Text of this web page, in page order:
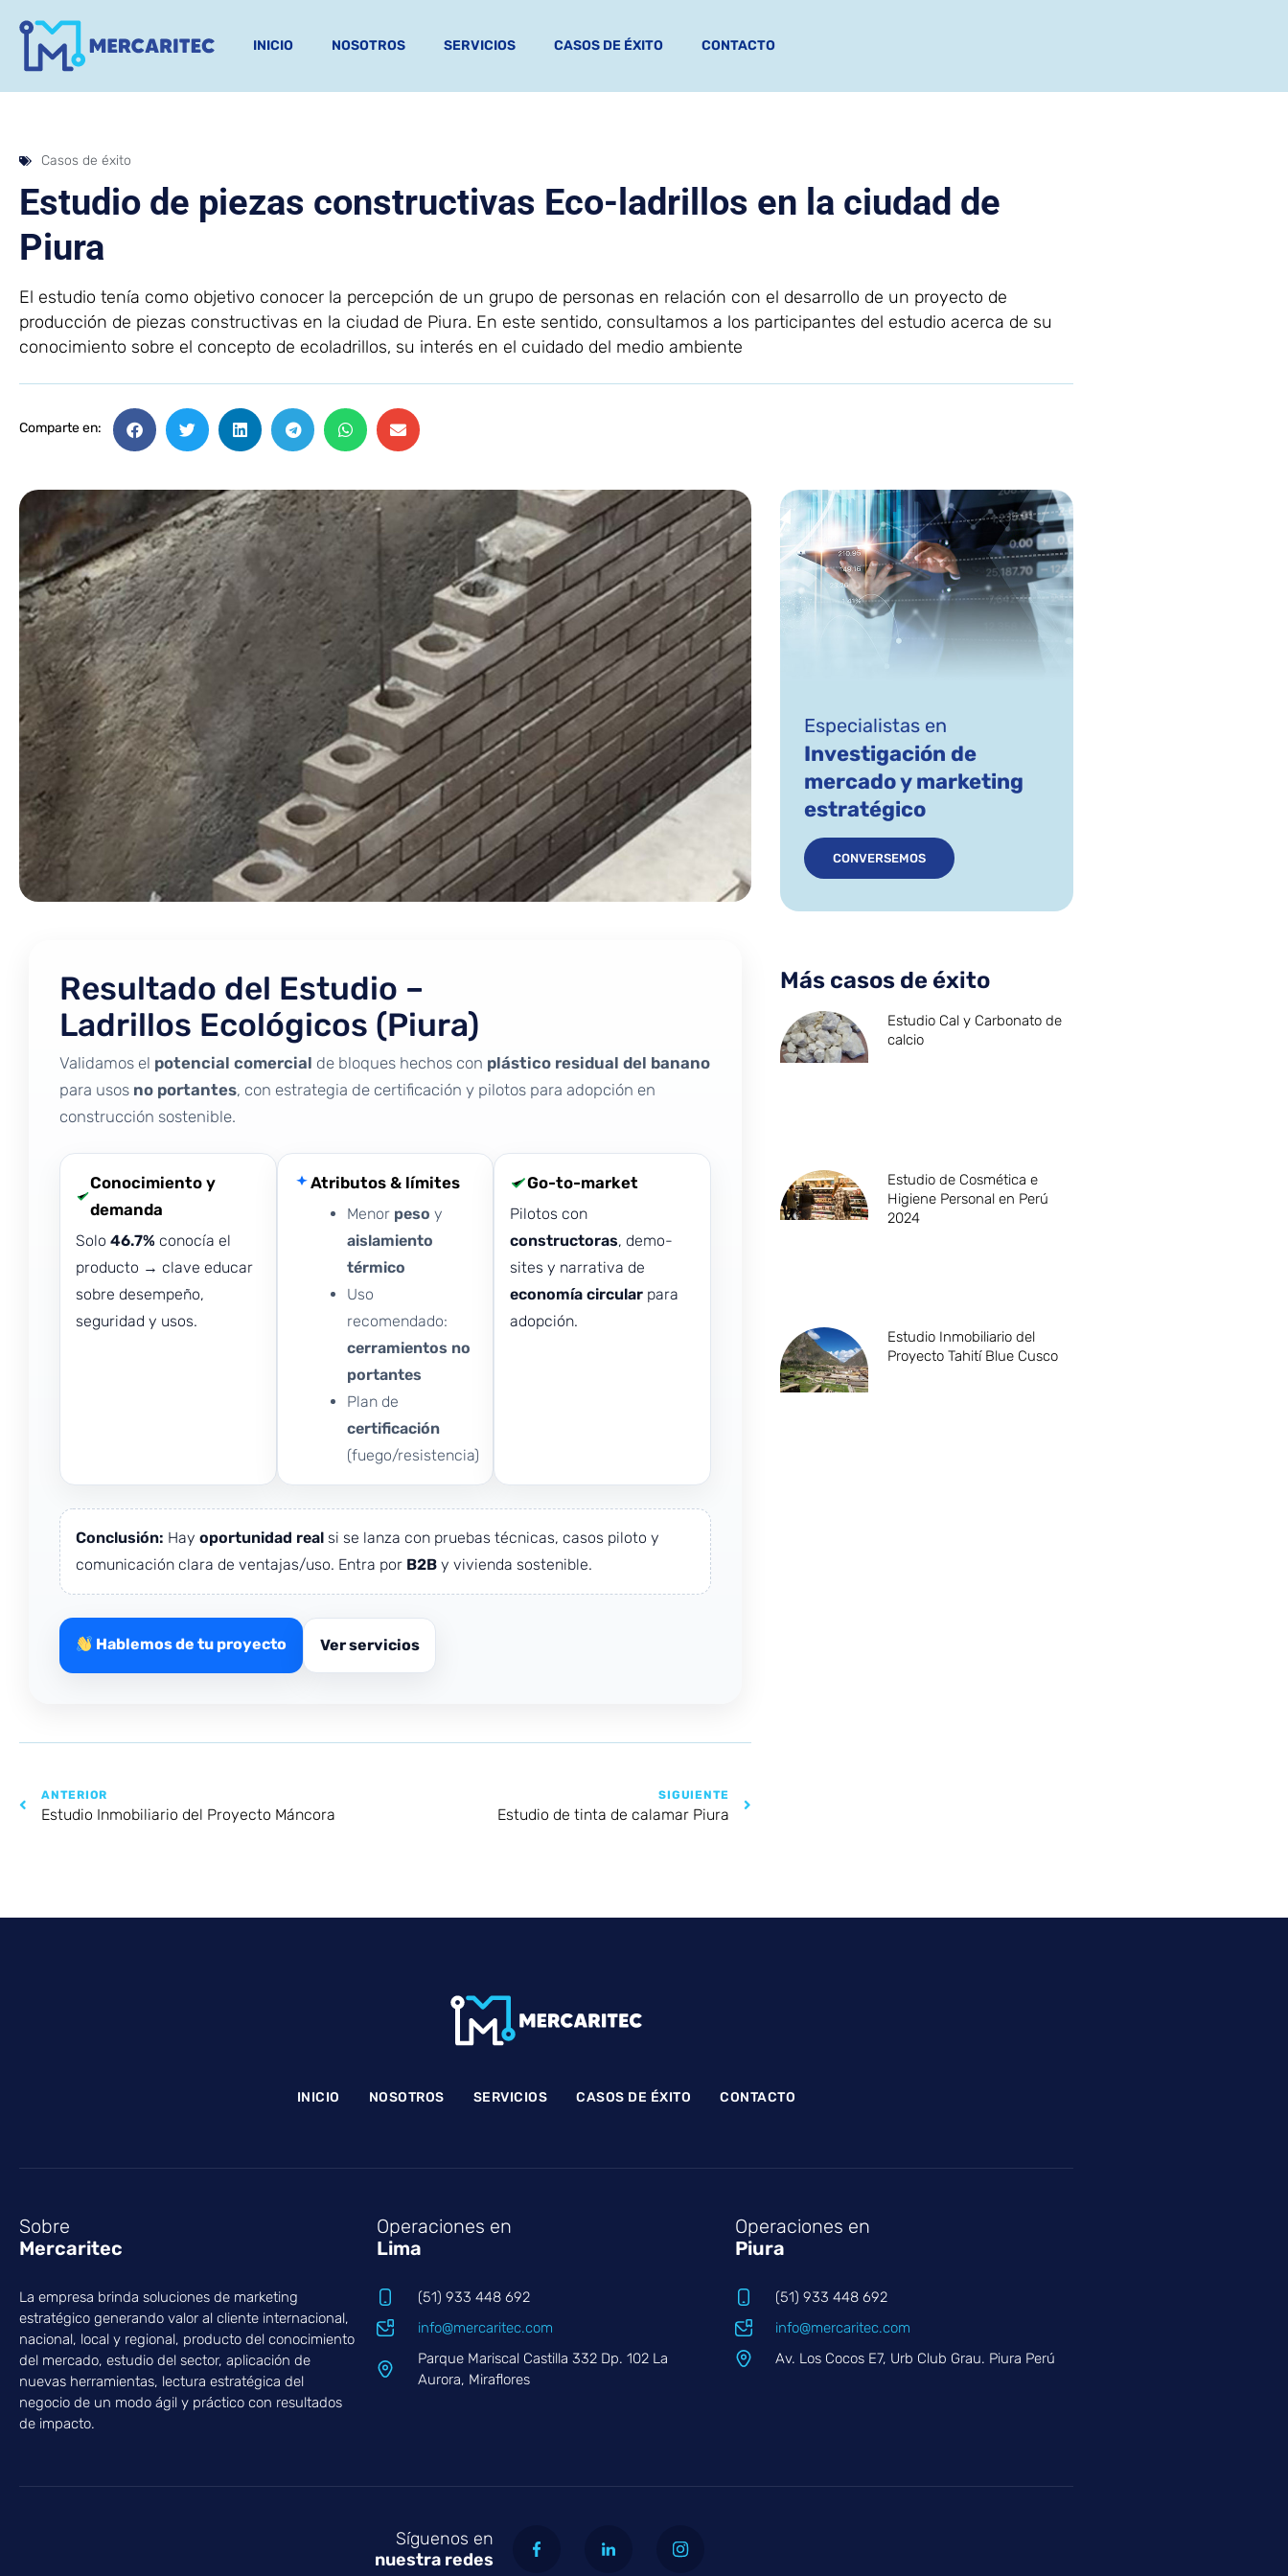
INICIO NOSOTROS SERVICIOS CASOS DE ÉXITO CONTACTO
Casos de éxito
Estudio de piezas constructivas Eco-ladrillos en la ciudad de
Piura
El estudio tenía como objetivo conocer la percepción de un grupo de personas en relación con el desarrollo de un proyecto de
producción de piezas constructivas en la ciudad de Piura. En este sentido, consultamos a los participantes del estudio acerca de su
conocimiento sobre el concepto de ecoladrillos, su interés en el cuidado del medio ambiente
Comparte en:
Resultado del Estudio –
Ladrillos Ecológicos (Piura)
Validamos el potencial comercial de bloques hechos con plástico residual del banano
para usos no portantes, con estrategia de certificación y pilotos para adopción en
construcción sostenible.
Conocimiento y
demanda
Solo 46.7% conocía el
producto → clave educar
sobre desempeño,
seguridad y usos.
Atributos & límites
Menor peso y
aislamiento
térmico
Uso
recomendado:
cerramientos no
portantes
Plan de
certificación
(fuego/resistencia)
Go-to-market
Pilotos con
constructoras, demo-
sites y narrativa de
economía circular para
adopción.
Conclusión: Hay oportunidad real si se lanza con pruebas técnicas, casos piloto y
comunicación clara de ventajas/uso. Entra por B2B y vivienda sostenible.
Hablemos de tu proyecto Ver servicios
ANTERIOR
Estudio Inmobiliario del Proyecto Máncora
SIGUIENTE
Estudio de tinta de calamar Piura
Especialistas en
Investigación de
mercado y marketing
estratégico
CONVERSEMOS
Más casos de éxito
Estudio Cal y Carbonato de
calcio
Estudio de Cosmética e
Higiene Personal en Perú
2024
Estudio Inmobiliario del
Proyecto Tahití Blue Cusco
INICIO NOSOTROS SERVICIOS CASOS DE ÉXITO CONTACTO
Sobre
Mercaritec
La empresa brinda soluciones de marketing
estratégico generando valor al cliente internacional,
nacional, local y regional, producto del conocimiento
del mercado, estudio del sector, aplicación de
nuevas herramientas, lectura estratégica del
negocio de un modo ágil y práctico con resultados
de impacto.
Operaciones en
Lima
(51) 933 448 692
info@mercaritec.com
Parque Mariscal Castilla 332 Dp. 102 La
Aurora, Miraflores
Operaciones en
Piura
(51) 933 448 692
info@mercaritec.com
Av. Los Cocos E7, Urb Club Grau. Piura Perú
Síguenos en
nuestra redes